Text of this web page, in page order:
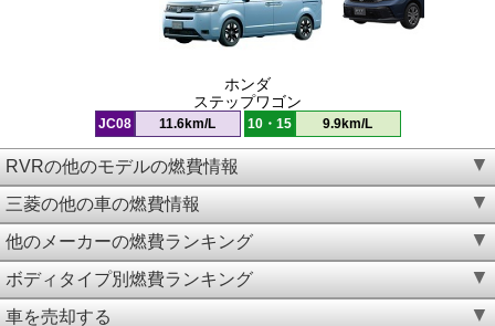
ホンダ
ステップワゴン
JC08 11.6km/L 10・15 9.9km/L
RVRの他のモデルの燃費情報
三菱の他の車の燃費情報
他のメーカーの燃費ランキング
ボディタイプ別燃費ランキング
車を売却する